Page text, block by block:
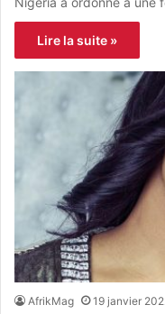
Lire la suite »
AfrikMag 19 janvier